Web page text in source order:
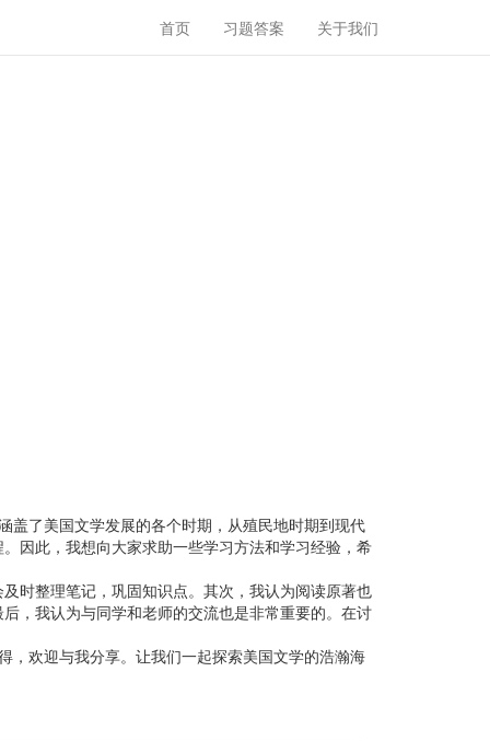
首页 习题答案 关于我们
盖了美国文学发展的各个时期，从殖民地时期到现代
因此，我想向大家求助一些学习方法和学习经验，希
时整理笔记，巩固知识点。其次，我认为阅读原著也
，我认为与同学和老师的交流也是非常重要的。在讨
，欢迎与我分享。让我们一起探索美国文学的浩瀚海